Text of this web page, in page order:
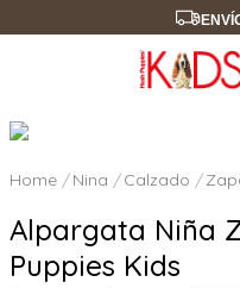
Nina Calzado
Alpargata Niña
Puppies Kids